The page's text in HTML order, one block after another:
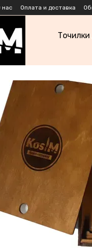
нас Оплата и доставка